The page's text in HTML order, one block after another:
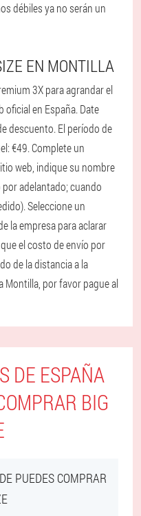
débiles ya no serán un
EN MONTILLA
3X para agrandar el
oficial en España. Date
descuento. El período de
€49. Complete un
web, indique su nombre
adelantado; cuando
Seleccione un
la empresa para aclarar
el costo de envío por
de la distancia a la
Montilla, por favor pague al
DE ESPAÑA
BIG
PUEDES COMPRAR